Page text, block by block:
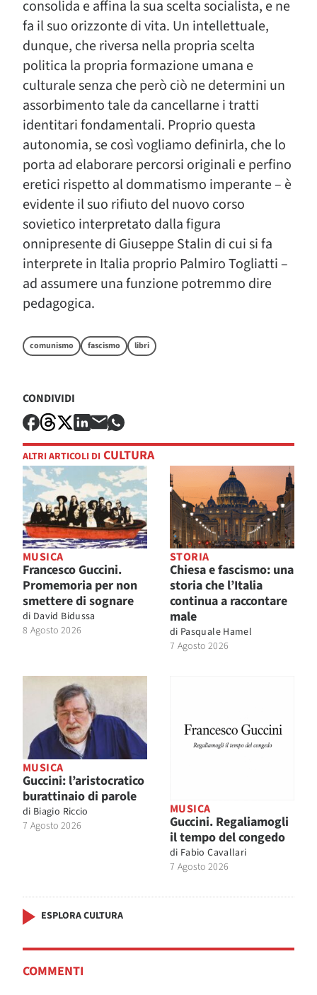
consolida e affina la sua scelta socialista, e ne
fa il suo orizzonte di vita. Un intellettuale,
dunque, che riversa nella propria scelta
politica la propria formazione umana e
culturale senza che però ciò ne determini un
assorbimento tale da cancellarne i tratti
identitari fondamentali. Proprio questa
autonomia, se così vogliamo definirla, che lo
porta ad elaborare percorsi originali e perfino
eretici rispetto al dommatismo imperante – è
evidente il suo rifiuto del nuovo corso
sovietico interpretato dalla figura
onnipresente di Giuseppe Stalin di cui si fa
interprete in Italia proprio Palmiro Togliatti –
ad assumere una funzione potremmo dire
pedagogica.
comunismo fascismo libri
CONDIVIDI
ALTRI ARTICOLI DI CULTURA
MUSICA
Francesco Guccini.
Promemoria per non
smettere di sognare
di David Bidussa
8 Agosto 2026
STORIA
Chiesa e fascismo: una
storia che l’Italia
continua a raccontare
male
di Pasquale Hamel
7 Agosto 2026
MUSICA
Guccini: l’aristocratico
burattinaio di parole
di Biagio Riccio
7 Agosto 2026
MUSICA
Guccini. Regaliamogli
il tempo del congedo
di Fabio Cavallari
7 Agosto 2026
ESPLORA CULTURA
COMMENTI